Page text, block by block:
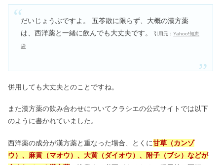
だいじょうぶですよ。 五苓散に限らず、大概の漢方薬
は、西洋薬と一緒に飲んでも大丈夫です。
引用元：Yahoo!知恵
袋
併用しても大丈夫とのことですね。
また漢方薬の飲み合わせについてクラシエの公式サイトでは以下
のように書かれていました。
西洋薬の成分が漢方薬と重なった場合、とくに甘草（カンゾ
ウ）、麻黄（マオウ）、大黄（ダイオウ）、附子（ブシ）などが